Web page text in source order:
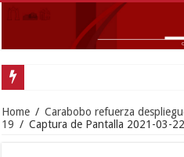
Home / Carabobo refuerza
19 / Captura de Pantalla 2021-03-